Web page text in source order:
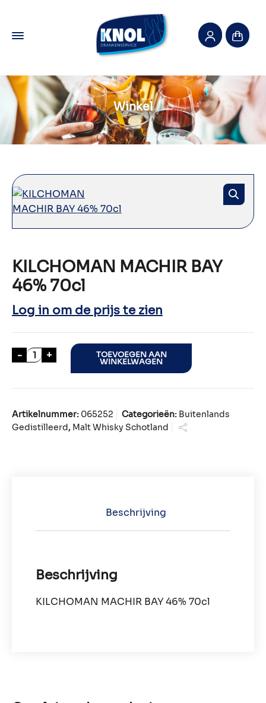
Winkel
KILCHOMAN MACHIR BAY
46% 70cl
Log in om de prijs te zien
- KILCHOMAN MACHIR BAY 46% 70cl aantal
+ TOEVOEGEN AAN
WINKELWAGEN
Artikelnummer: 065252 Categorieën: Buitenlands
Gedistilleerd, Malt Whisky Schotland
Beschrijving
Beschrijving
KILCHOMAN MACHIR BAY 46% 70cl